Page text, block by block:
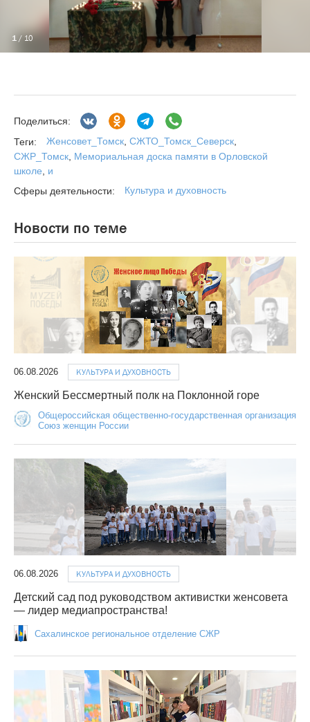
1 / 10
Поделиться:
Теги:
Женсовет_Томск, СЖТО_Томск_Северск,
СЖР_Томск Мемориальная доска памяти в Орловской
школе
и
Сферы деятельности:
Культура и духовность
Новости по теме
06.08.2026 КУЛЬТУРА И ДУХОВНОСТЬ
Женский Бессмертный полк на Поклонной горе
Общероссийская общественно-государственная организация
Союз женщин России
06.08.2026 КУЛЬТУРА И ДУХОВНОСТЬ
Детский сад под руководством активистки женсовета
— лидер медиапространства!
Сахалинское региональное отделение СЖР